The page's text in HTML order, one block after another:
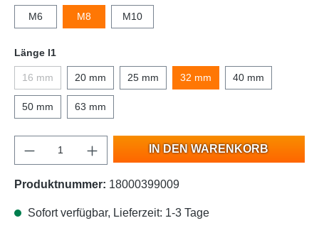
M6 M8 M10
Länge l1
16 mm 20 mm 25 mm 32 mm 40 mm
50 mm 63 mm
IN DEN WARENKORB
Produktnummer: 18000399009
Sofort verfügbar, Lieferzeit: 1-3 Tage